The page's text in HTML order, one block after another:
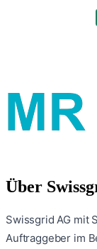
Über
Swissgrid AG mit
Auftraggeber im